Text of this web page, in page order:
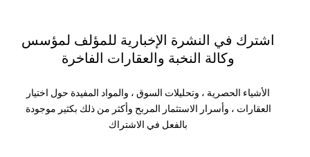
اشترك في النشرة الإخبارية للمؤلف لمؤسس
وكالة النخبة والعقارات الفاخرة
الأشياء الحصرية ، وتحليلات السوق ، والمواد المفيدة حول اختيار
العقارات ، وأسرار الاستثمار المربح وأكثر من ذلك بكثير موجودة
بالفعل في الاشتراك